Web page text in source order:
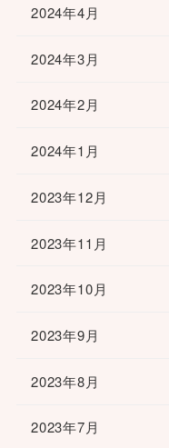
2024年4月
2024年3月
2024年2月
2024年1月
2023年12月
2023年11月
2023年10月
2023年9月
2023年8月
2023年7月